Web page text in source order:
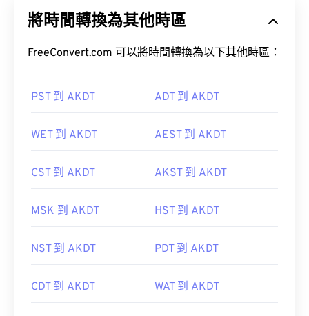
將時間轉換為其他時區
FreeConvert.com 可以將時間轉換為以下其他時區：
PST 到 AKDT ADT 到 AKDT
WET 到 AKDT AEST 到 AKDT
CST 到 AKDT AKST 到 AKDT
MSK 到 AKDT HST 到 AKDT
NST 到 AKDT PDT 到 AKDT
CDT 到 AKDT WAT 到 AKDT